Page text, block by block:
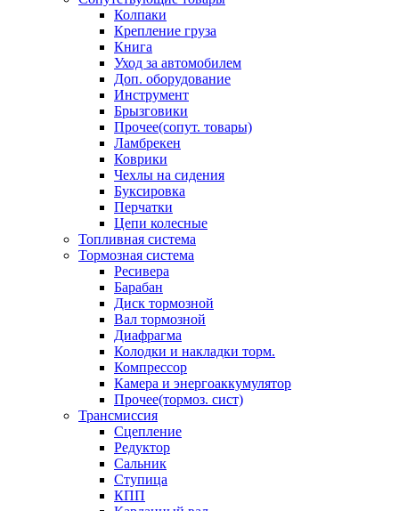
Колпаки
Крепление груза
Книга
Уход за автомобилем
Доп. оборудование
Инструмент
Брызговики
Прочее(сопут. товары)
Ламбрекен
Коврики
Чехлы на сидения
Буксировка
Перчатки
Цепи колесные
Топливная система
Тормозная система
Ресивера
Барабан
Диск тормозной
Вал тормозной
Диафрагма
Колодки и накладки торм.
Компрессор
Камера и энергоаккумулятор
Прочее(тормоз. сист)
Трансмиссия
Сцепление
Редуктор
Сальник
Ступица
КПП